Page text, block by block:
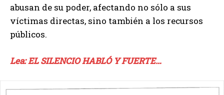
abusan de su poder, afectando no sólo a sus
víctimas directas, sino también a los recursos
públicos.
Lea: EL SILENCIO HABLÓ Y FUERTE…